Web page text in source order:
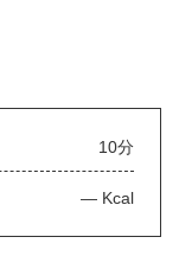
10分
— Kcal